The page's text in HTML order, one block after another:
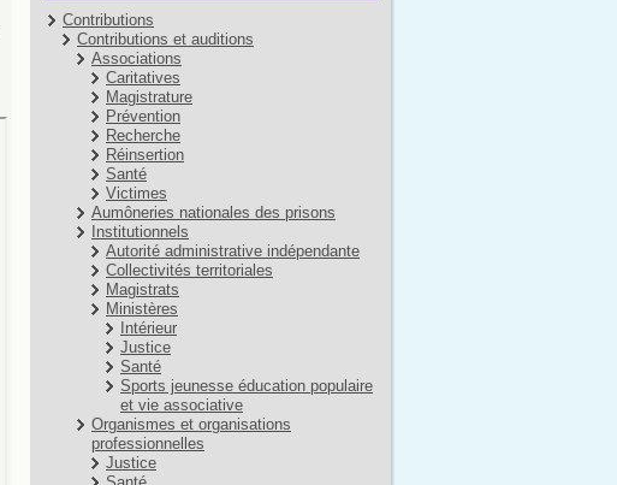
Contributions
Contributions et auditions
Associations
Caritatives
Magistrature
Prévention
Recherche
Réinsertion
Santé
Victimes
Aumôneries nationales des prisons
Institutionnels
Autorité administrative indépendante
Collectivités territoriales
Magistrats
Ministères
Intérieur
Justice
Santé
Sports jeunesse éducation populaire
et vie associative
Organismes et organisations
professionnelles
Justice